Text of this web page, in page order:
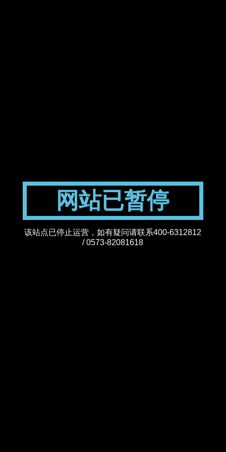
网站已暂停
该站点已停止运营，如有疑问请联系400-6312812
/ 0573-82081618